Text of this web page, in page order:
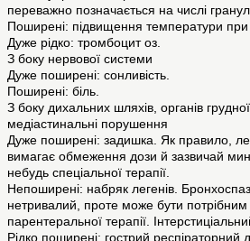
переважно позначається на числі
Поширені: підвищення температури при
Дуже рідко: тромбоцит оз.
З боку нервової системи
Дуже поширені: сонливість.
Поширені: біль.
З боку дихальних шляхів, органів
медіастинальні порушення
Дуже поширені: задишка. Як правило,
вимагає обмеження дози й зазвичай
небудь спеціальної терапії.
Непоширені: набряк легенів.
нетривалий, проте може бути
парентеральної терапії.
Рідко поширені: гострий